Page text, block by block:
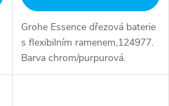
Grohe Essence dřezová baterie
s flexibilním ramenem,124977.
Barva chrom/purpurová.